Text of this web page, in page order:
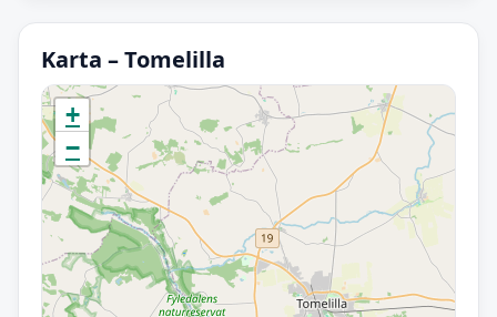
Karta – Tomelilla
Initierar karta…
+
−